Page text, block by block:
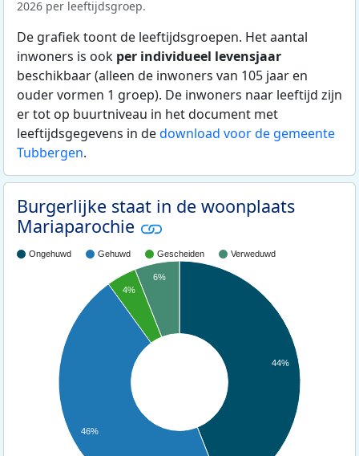
2026 per leeftijdsgroep.
De grafiek toont de leeftijdsgroepen. Het aantal
inwoners is ook per individueel levensjaar
beschikbaar (alleen de inwoners van 105 jaar en
ouder vormen 1 groep). De inwoners naar leeftijd zijn
er tot op buurtniveau in het document met
leeftijdsgegevens in dedownload voor de gemeente
Tubbergen.
Burgerlijke staat in de woonplaats
Mariaparochie
Ongehuwd Gehuwd Gescheiden Verweduwd
44%
6%
4%
46%